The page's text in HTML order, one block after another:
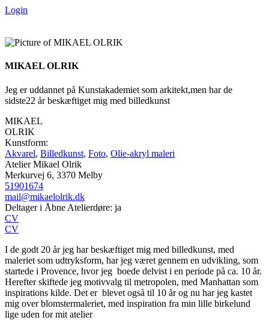
Videre
Login
MIKAEL OLRIK
Jeg er uddannet på Kunstakademiet som arkitekt,men har de
sidste22 år beskæftiget mig med billedkunst
MIKAEL
OLRIK
Kunstform:
Akvarel, Billedkunst, Foto, Olie-akryl maleri
Atelier Mikael Olrik
Merkurvej 6, 3370 Melby
51901674
mail@mikaelolrik.dk
Deltager i Åbne Atelierdøre: ja
CV
CV
I de godt 20 år jeg har beskæftiget mig med billedkunst, med
maleriet som udtryksform, har jeg været gennem en udvikling, som
startede i Provence, hvor jeg boede delvist i en periode på ca. 10 år.
Herefter skiftede jeg motivvalg til metropolen, med Manhattan som
inspirations kilde. Det er blevet også til 10 år og nu har jeg kastet
mig over blomstermaleriet, med inspiration fra min lille birkelund
lige uden for mit atelier